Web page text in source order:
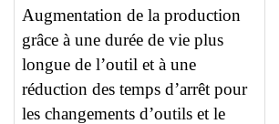
Augmentation de la production
grâce à une durée de vie plus
longue de l’outil et à une
réduction des temps d’arrêt pour
les changements d’outils et le